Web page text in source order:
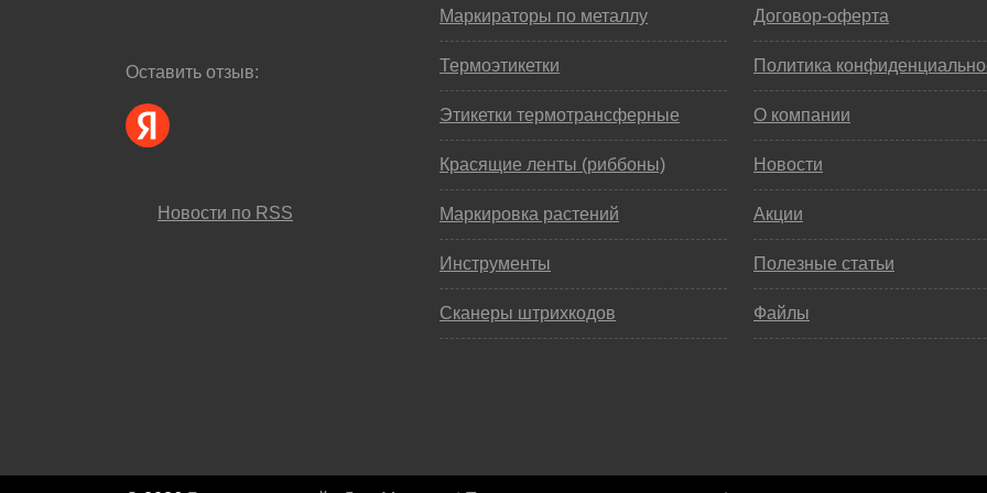
Оставить отзыв:
Новости по RSS
Маркираторы по металлу
Термоэтикетки
Этикетки термотрансферные
Красящие ленты (риббоны)
Маркировка растений
Инструменты
Сканеры штрихкодов
Договор-оферта
Политика
О компании
Новости
Акции
Полезные статьи
Файлы